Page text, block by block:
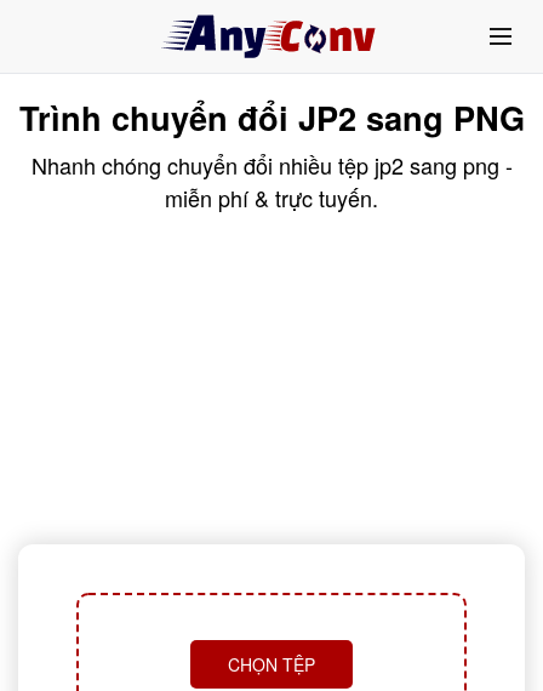
Trình chuyển đổi JP2 sang PNG
Nhanh chóng chuyển đổi nhiều tệp jp2 sang png -
miễn phí & trực tuyến.
CHỌN TỆP